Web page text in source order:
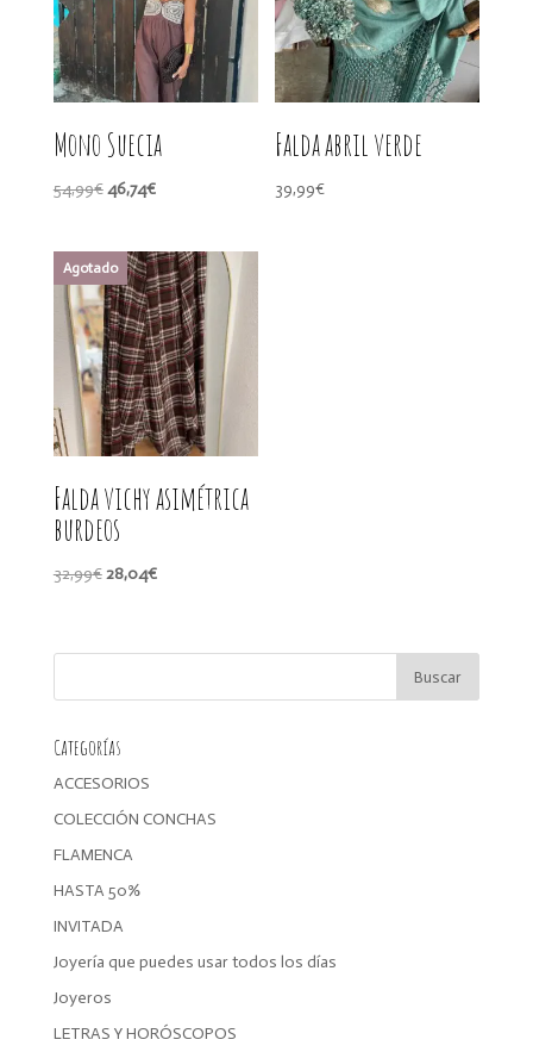
Mono Suecia
54,99€El
era:
54,99€.
46,74€El
es:
46,74€.
Falda abril verde
39,99€
Falda vichy asimétrica
burdeos
32,99€ El
era:
28,04€El
es:
Categorías
ACCESORIOS
COLECCIÓN CONCHAS
FLAMENCA
HASTA 50%
INVITADA
Joyería que puedes usar todos los días
Joyeros
LETRAS Y HORÓSCOPOS